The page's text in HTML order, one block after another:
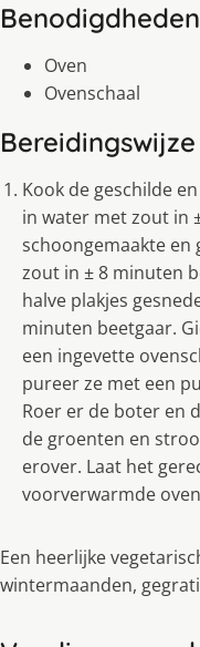
Benodigdheden
Oven
Ovenschaal
Bereidingswijze
Kook de geschilde
in water met zout in
schoongemaakte
zout in ± 8 minuten
halve plakjes
minuten beetgaar.
een ingevette
pureer ze met een
Roer er de boter en
de groenten en
erover. Laat het
voorverwarmde
Een heerlijke
wintermaanden,